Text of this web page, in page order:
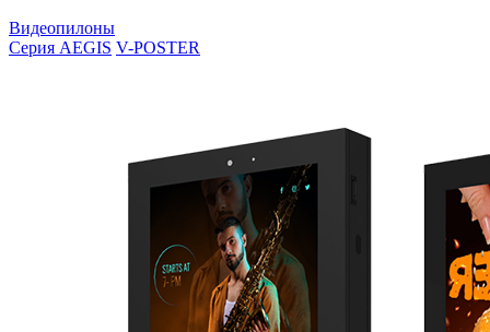
Видеопилоны
Серия AEGIS V-POSTER